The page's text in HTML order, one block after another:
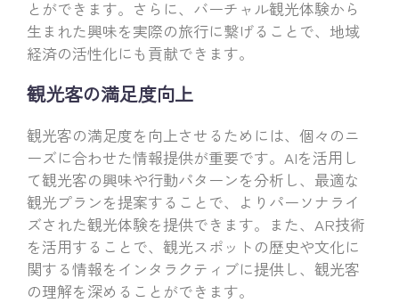
とができます。さらに、バーチャル観光体験から
生まれた興味を実際の旅行に繋げることで、地域
経済の活性化にも貢献できます。
観光客の満足度向上
観光客の満足度を向上させるためには、個々のニ
ーズに合わせた情報提供が重要です。AIを活用し
て観光客の興味や行動パターンを分析し、最適な
観光プランを提案することで、よりパーソナライ
ズされた観光体験を提供できます。また、AR技術
を活用することで、観光スポットの歴史や文化に
関する情報をインタラクティブに提供し、観光客
の理解を深めることができます。